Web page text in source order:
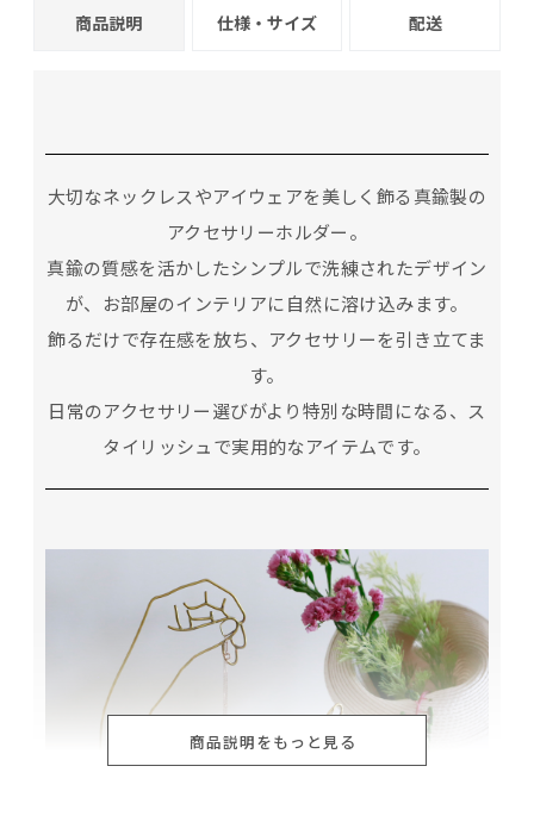
商品説明 仕様・サイズ 配送
大切なネックレスやアイウェアを美しく飾る真鍮製の
アクセサリーホルダー。
真鍮の質感を活かしたシンプルで洗練されたデザイン
が、お部屋のインテリアに自然に溶け込みます。
飾るだけで存在感を放ち、アクセサリーを引き立てま
す。
日常のアクセサリー選びがより特別な時間になる、ス
タイリッシュで実用的なアイテムです。
商品説明をもっと見る